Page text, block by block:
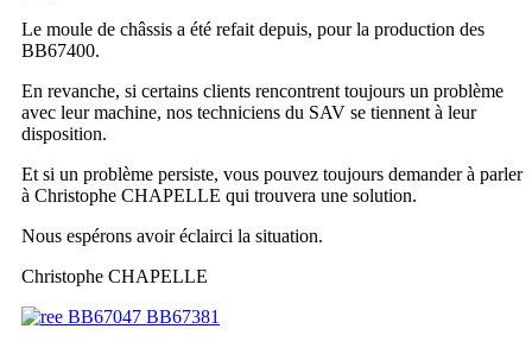
Le moule de châssis a été refait depuis, pour la production des
BB67400.
En revanche, si certains clients rencontrent toujours un problème
avec leur machine, nos techniciens du SAV se tiennent à leur
disposition.
Et si un problème persiste, vous pouvez toujours demander à parler
à Christophe CHAPELLE qui trouvera une solution.
Nous espérons avoir éclairci la situation.
Christophe CHAPELLE